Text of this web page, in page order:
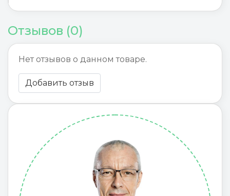
Отзывов (0)
Нет отзывов о данном товаре.
Добавить отзыв